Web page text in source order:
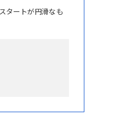
タートが円滑なも